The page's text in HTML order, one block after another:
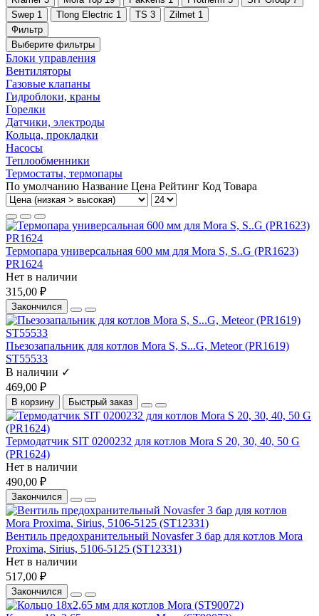
Swep 1 Tlong Electric 1 TS 3 Zilmet 1
Фильтр
Выберите фильтры
Блоки управления
Вентиляторы
Газовые клапаны
Гидроблоки, краны
Горелки
Датчики, электроды
Кольца, прокладки
Насосы
Теплообменники
Термостаты, термопары
По умолчанию Название Цена Рейтинг Код Товара
Термопара универсальная 600 мм для Mora S, S..G (PR1623)
PR1624
Нет в наличии
315,00 ₽
Закончился
Пьезозапальник для котлов Mora S, S...G, Meteor (PR1619)
ST55533
В наличии ✓
469,00 ₽
В корзину Быстрый заказ
Термодатчик SIT 0200232 для котлов Mora S 20, 30, 40, 50 G
(PR1624)
Нет в наличии
490,00 ₽
Закончился
Вентиль предохранительный Novasfer 3 бар для котлов Mora
Proxima, Sirius, 5106-5125 (ST12331)
Нет в наличии
517,00 ₽
Закончился